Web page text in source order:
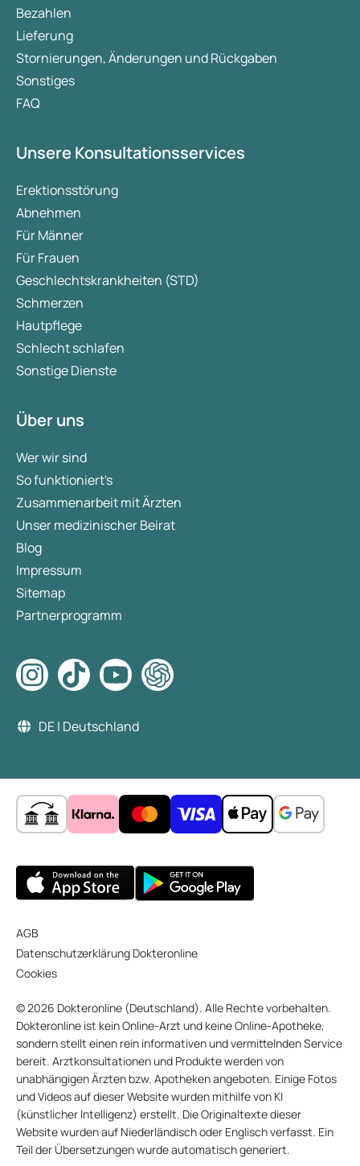
Bezahlen
Lieferung
Stornierungen, Änderungen und Rückgaben
Sonstiges
FAQ
Unsere Konsultationsservices
Erektionsstörung
Abnehmen
Für Männer
Für Frauen
Geschlechtskrankheiten (STD)
Schmerzen
Hautpflege
Schlecht schlafen
Sonstige Dienste
Über uns
Wer wir sind
So funktioniert's
Zusammenarbeit mit Ärzten
Unser medizinischer Beirat
Blog
Impressum
Sitemap
Partnerprogramm
DE | Deutschland
AGB
Datenschutzerklärung Dokteronline
Cookies
© 2026 Dokteronline (Deutschland). Alle Rechte vorbehalten.
Dokteronline ist kein Online-Arzt und keine Online-Apotheke,
sondern stellt einen rein informativen und vermittelnden Service
bereit. Arztkonsultationen und Produkte werden von
unabhängigen Ärzten bzw. Apotheken angeboten. Einige Fotos
und Videos auf dieser Website wurden mithilfe von KI
(künstlicher Intelligenz) erstellt. Die Originaltexte dieser
Website wurden auf Niederländisch oder Englisch verfasst. Ein
Teil der Übersetzungen wurde automatisch generiert.